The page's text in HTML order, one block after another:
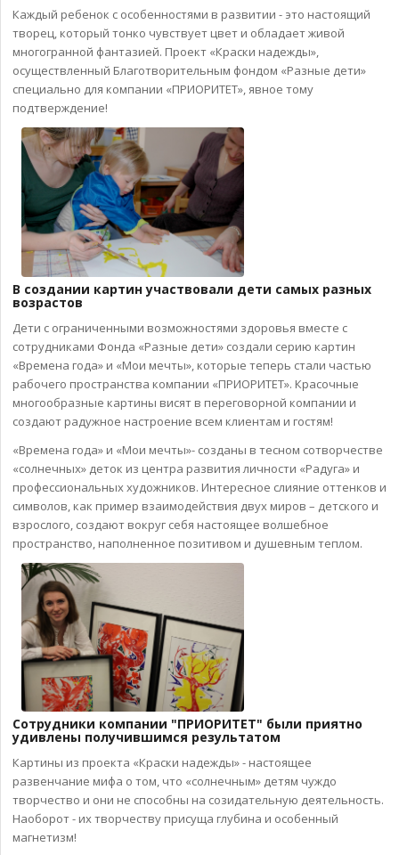
Каждый ребенок с особенностями в развитии - это настоящий
творец, который тонко чувствует цвет и обладает живой
многогранной фантазией. Проект «Краски надежды»,
осуществленный Благотворительным фондом «Разные дети»
специально для компании «ПРИОРИТЕТ», явное тому
подтверждение!
В создании картин участвовали дети самых разных
возрастов
Дети с ограниченными возможностями здоровья вместе с
сотрудниками Фонда «Разные дети» создали серию картин
«Времена года» и «Мои мечты», которые теперь стали частью
рабочего пространства компании «ПРИОРИТЕТ». Красочные
многообразные картины висят в переговорной компании и
создают радужное настроение всем клиентам и гостям!
«Времена года» и «Мои мечты»- созданы в тесном сотворчестве
«солнечных» деток из центра развития личности «Радуга» и
профессиональных художников. Интересное слияние оттенков и
символов, как пример взаимодействия двух миров – детского и
взрослого, создают вокруг себя настоящее волшебное
пространство, наполненное позитивом и душевным теплом.
Сотрудники компании "ПРИОРИТЕТ" были приятно
удивлены получившимся результатом
Картины из проекта «Краски надежды» - настоящее
развенчание мифа о том, что «солнечным» детям чуждо
творчество и они не способны на созидательную деятельность.
Наоборот - их творчеству присуща глубина и особенный
магнетизм!